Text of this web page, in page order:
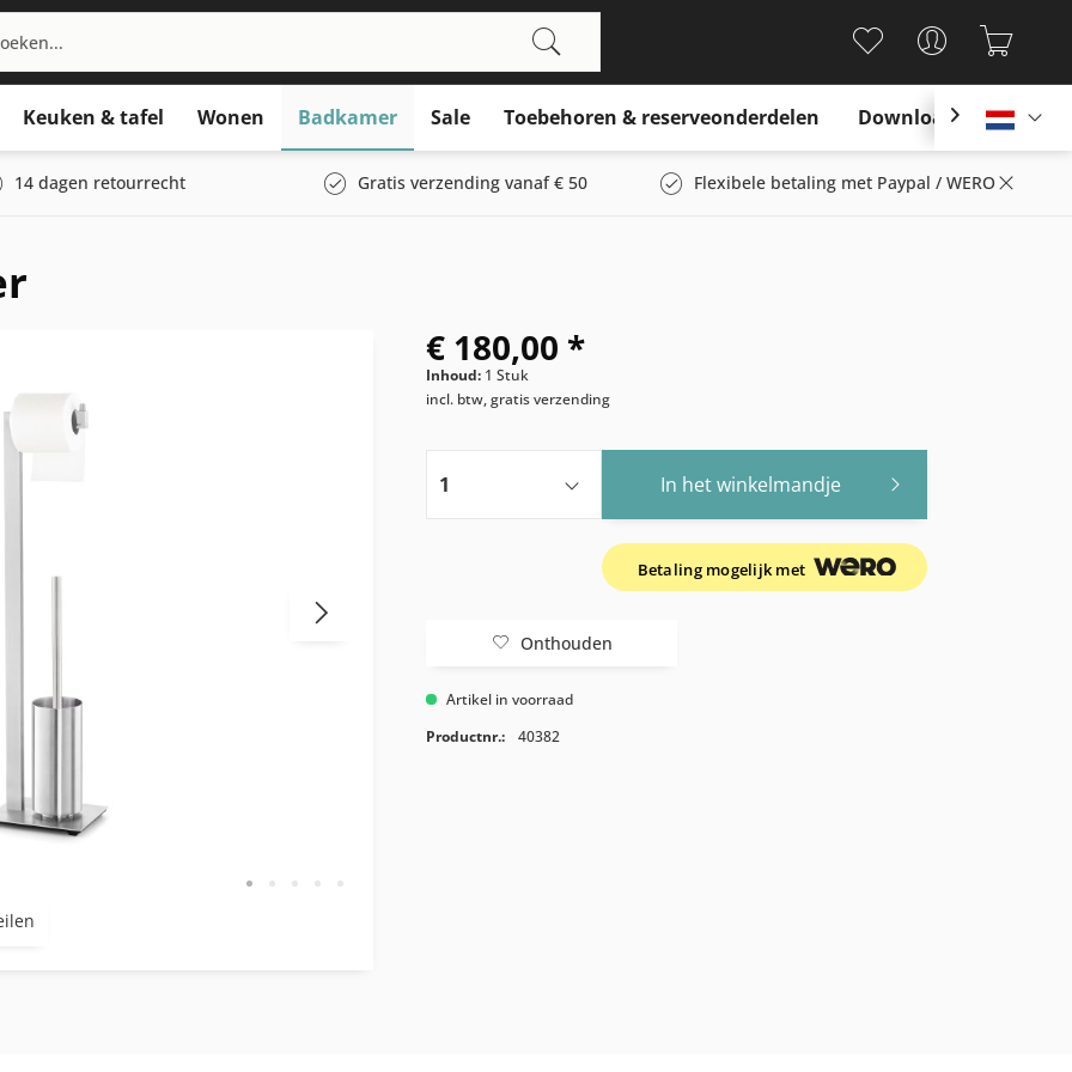
Keuken & tafel Wonen Badkamer Sale Toebehoren & reserveonderdelen Download
14 dagen retourrecht Gratis verzending vanaf € 50 Flexibele betaling met Paypal / WERO
€ 180,00 *
Inhoud: 1 Stuk
incl. btw, gratis verzending
In het winkelmandje
Betaling mogelijk met
Onthouden
Artikel in voorraad
Productnr.:
40382